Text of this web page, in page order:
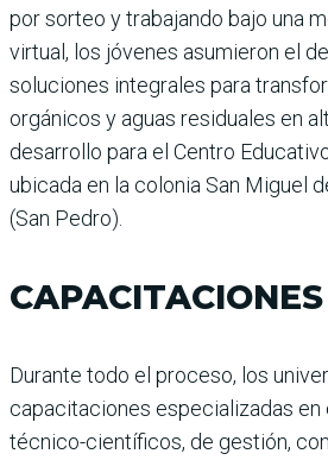
por sorteo y trabajando bajo una
virtual, los jóvenes asumieron el
soluciones integrales para
orgánicos y aguas residuales en
desarrollo para el Centro
ubicada en la colonia San Miguel
(San Pedro).
CAPACITACIONES
Durante todo el proceso, los
capacitaciones especializadas
técnico-científicos, de gestión,